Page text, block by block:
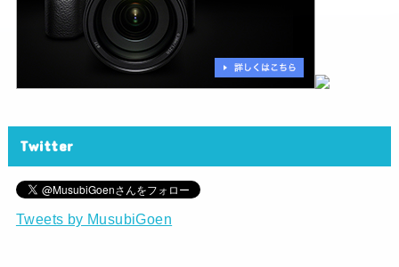
Twitter
Tweets by MusubiGoen